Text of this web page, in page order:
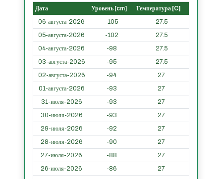
Дата Уровень [cm]
Температура [C]
06-августа-2026
-105
27.5
05-августа-2026
-102
27.5
04-августа-2026
-98
27.5
03-августа-2026
-95
27.5
02-августа-2026
-94
27
01-августа-2026
-93
27
31-июля-2026
-93
27
30-июля-2026
-93
27
29-июля-2026
-92
27
28-июля-2026
-90
27
27-июля-2026
-88
27
26-июля-2026
-86
27